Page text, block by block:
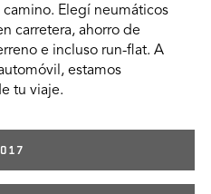
Elegí neumáticos
carretera, ahorro de
e incluso run-flat. A
estamos
tu viaje.